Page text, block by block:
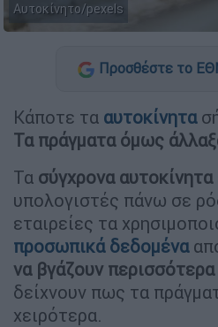
Αυτοκίνητο/pexels
Προσθέστε το
Κάποτε τα αυτοκίνητα
Τα πράγματα όμως
Τα σύγχρονα αυτοκίνητα
υπολογιστές πάνω σε
εταιρείες τα
προσωπικά δεδομένα
να βγάζουν
δείχνουν πως τα
χειρότερα.